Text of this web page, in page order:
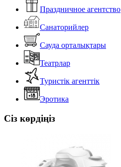
Праздничное агентство
Санаторийлер
Сауда орталықтары
Театрлар
Туристік агенттік
Эротика
Сіз көрдіңіз